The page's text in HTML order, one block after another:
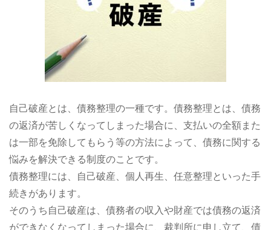
自己破産とは、債務整理の一種です。債務整理とは、債務
の返済が苦しくなってしまった場合に、支払いの全額また
は一部を免除してもらう等の方法によって、債務に関する
悩みを解決できる制度のことです。
債務整理には、自己破産、個人再生、任意整理といった手
続きがあります。
そのうち自己破産は、債務者の収入や財産では債務の返済
ができなくなってしまった場合に、裁判所に申し立て、債